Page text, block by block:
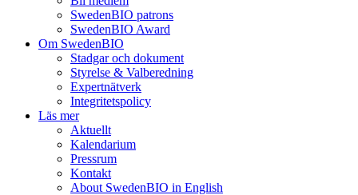
SwedenBIO patrons
SwedenBIO Award
Om SwedenBIO
Stadgar och dokument
Styrelse & Valberedning
Expertnätverk
Integritetspolicy
Läs mer
Aktuellt
Kalendarium
Pressrum
Kontakt
About SwedenBIO in English